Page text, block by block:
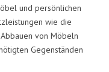
und persönlichen
wie die
von Möbeln
Gegenständen